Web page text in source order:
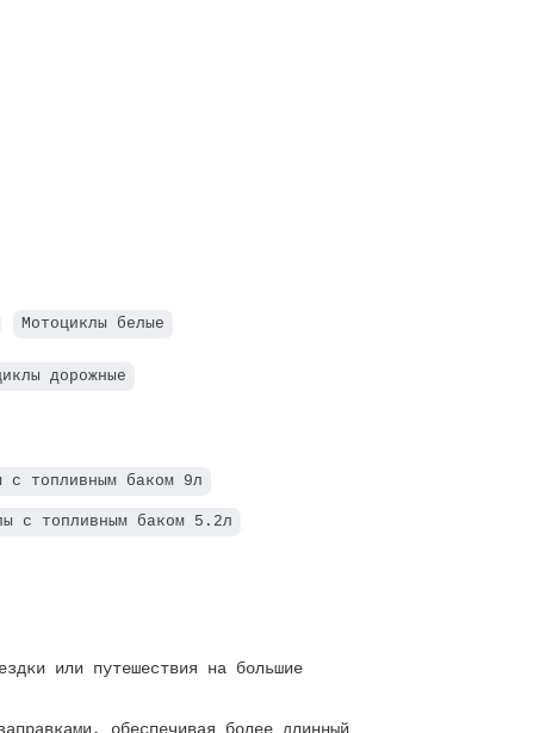
Мотоциклы белые
дорожные
с топливным баком 9л
с топливным баком 5.2л
или путешествия на большие